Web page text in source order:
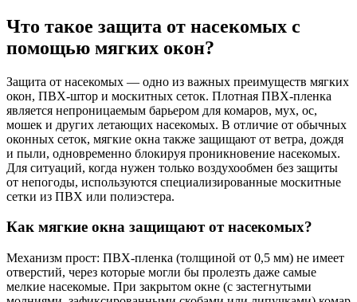
Что такое защита от насекомых с
помощью мягких окон?
Защита от насекомых — одно из важных преимуществ мягких
окон, ПВХ-штор и москитных сеток. Плотная ПВХ-пленка
является непроницаемым барьером для комаров, мух, ос,
мошек и других летающих насекомых. В отличие от обычных
оконных сеток, мягкие окна также защищают от ветра, дождя
и пыли, одновременно блокируя проникновение насекомых.
Для ситуаций, когда нужен только воздухообмен без защиты
от непогоды, используются специализированные москитные
сетки из ПВХ или полиэстера.
Как мягкие окна защищают от насекомых?
Механизм прост: ПВХ-пленка (толщиной от 0,5 мм) не имеет
отверстий, через которые могли бы пролезть даже самые
мелкие насекомые. При закрытом окне (с застегнутыми